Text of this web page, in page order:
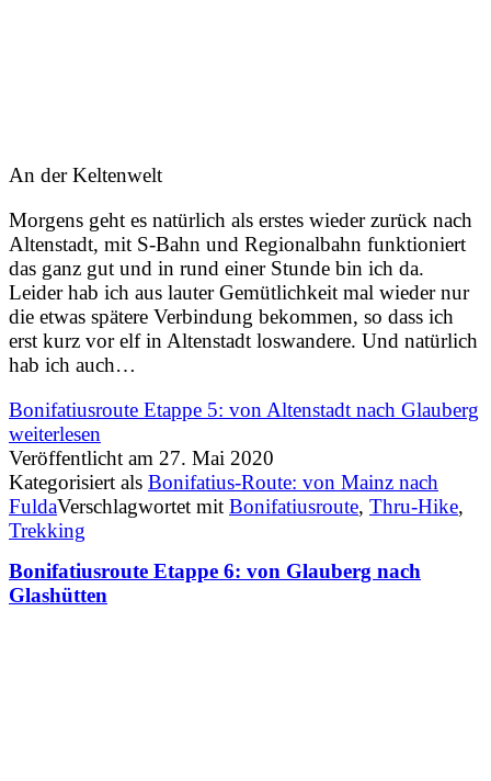
An der Keltenwelt
Morgens geht es natürlich als erstes wieder zurück nach
Altenstadt, mit S-Bahn und Regionalbahn funktioniert
das ganz gut und in rund einer Stunde bin ich da.
Leider hab ich aus lauter Gemütlichkeit mal wieder nur
die etwas spätere Verbindung bekommen, so dass ich
erst kurz vor elf in Altenstadt loswandere. Und natürlich
hab ich auch…
Bonifatiusroute Etappe 5: von Altenstadt nach Glauberg
weiterlesen
Veröffentlicht am 27. Mai 2020
Kategorisiert als Bonifatius-Route: von Mainz nach
FuldaVerschlagwortet mit Bonifatiusroute, Thru-Hike,
Trekking
Bonifatiusroute Etappe 6: von Glauberg nach
Glashütten